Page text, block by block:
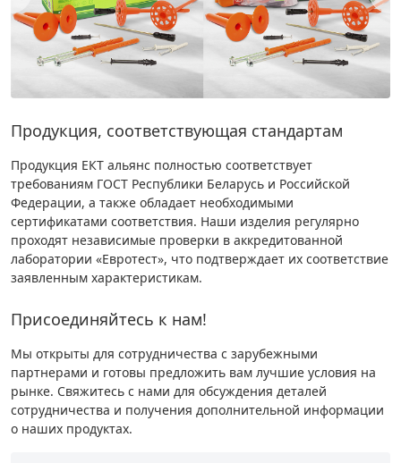
Продукция, соответствующая стандартам
Продукция ЕКТ альянс полностью соответствует
требованиям ГОСТ Республики Беларусь и Российской
Федерации, а также обладает необходимыми
сертификатами соответствия. Наши изделия регулярно
проходят независимые проверки в аккредитованной
лаборатории «Евротест», что подтверждает их соответствие
заявленным характеристикам.
Присоединяйтесь к нам!
Мы открыты для сотрудничества с зарубежными
партнерами и готовы предложить вам лучшие условия на
рынке. Свяжитесь с нами для обсуждения деталей
сотрудничества и получения дополнительной информации
о наших продуктах.